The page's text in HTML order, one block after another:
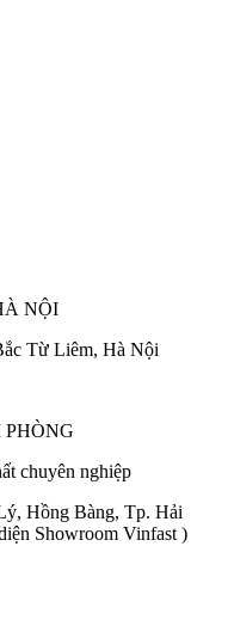
NỘI
Từ Liêm, Hà Nội
chuyên nghiệp
Hồng Bàng, Tp. Hải
Showroom Vinfast )